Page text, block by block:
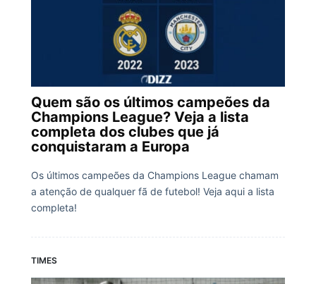
Quem são os últimos campeões da
Champions League? Veja a lista
completa dos clubes que já
conquistaram a Europa
Os últimos campeões da Champions League chamam
a atenção de qualquer fã de futebol! Veja aqui a lista
completa!
TIMES